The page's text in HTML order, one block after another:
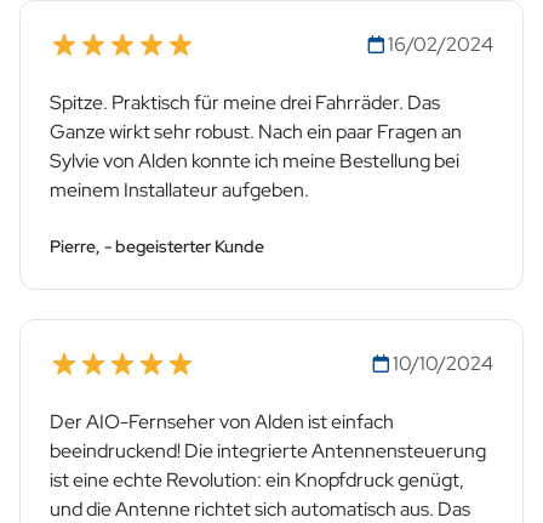
16/02/2024
Spitze. Praktisch für meine drei Fahrräder. Das
Ganze wirkt sehr robust. Nach ein paar Fragen an
Sylvie von Alden konnte ich meine Bestellung bei
meinem Installateur aufgeben.
Pierre, - begeisterter Kunde
10/10/2024
Der AIO-Fernseher von Alden ist einfach
beeindruckend! Die integrierte Antennensteuerung
ist eine echte Revolution: ein Knopfdruck genügt,
und die Antenne richtet sich automatisch aus. Das